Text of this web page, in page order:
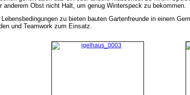
Obst nicht Halt, um genug Winterspeck zu bekommen.
zu bieten bauten Gartenfreunde in einem
und Teamwork zum Einsatz.